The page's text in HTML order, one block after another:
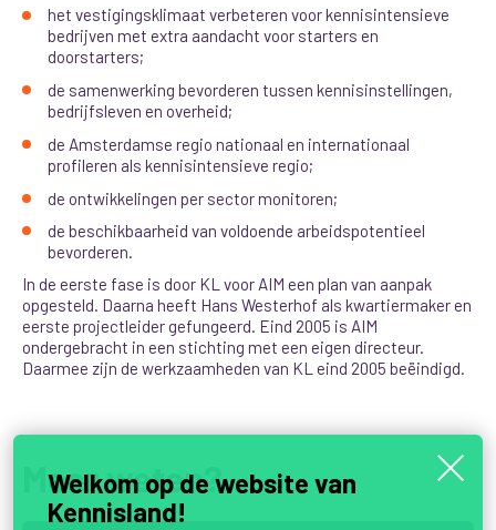
het vestigingsklimaat verbeteren voor kennisintensieve
bedrijven met extra aandacht voor starters en
doorstarters;
de samenwerking bevorderen tussen kennisinstellingen,
bedrijfsleven en overheid;
de Amsterdamse regio nationaal en internationaal
profileren als kennisintensieve regio;
de ontwikkelingen per sector monitoren;
de beschikbaarheid van voldoende arbeidspotentieel
bevorderen.
In de eerste fase is door KL voor AIM een plan van aanpak
opgesteld. Daarna heeft Hans Westerhof als kwartiermaker en
eerste projectleider gefungeerd. Eind 2005 is AIM
ondergebracht in een stichting met een eigen directeur.
Daarmee zijn de werkzaamheden van KL eind 2005 beëindigd.
Meer weten?
Welkom op de website van
Kennisland!